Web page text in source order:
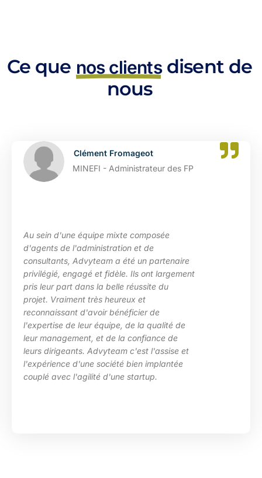
Ce que nos clientsdisent de
nous
Catherine Dupont
DGFIP - Administrateur des FP
La maîtrise des sujets, la grande écoute sur
les besoins de ma structure, l’adaptation à
des situations diverses. Nous avons
particulièrement apprécié l’investissement
d’Advyteam lors de la conception et la mise
en place d’un plan de montée de
compétences sur le pôle de développement
HRa au sein de la DGFiP.